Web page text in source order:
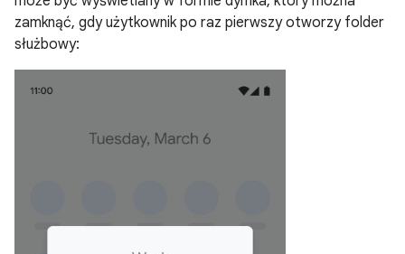
zamknąć, gdy użytkownik po raz pierwszy otworzy folder
służbowy: